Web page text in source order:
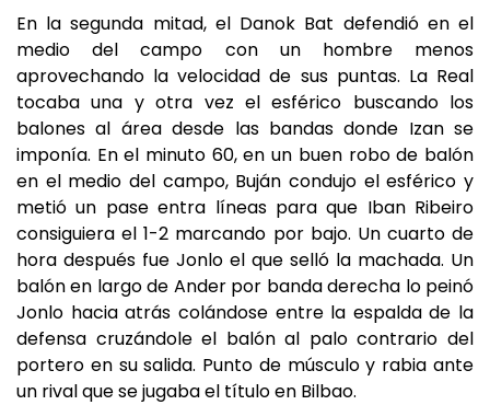
En la segunda mitad, el Danok Bat defendió en el
medio del campo con un hombre menos
aprovechando la velocidad de sus puntas. La Real
tocaba una y otra vez el esférico buscando los
balones al área desde las bandas donde Izan se
imponía. En el minuto 60, en un buen robo de balón
en el medio del campo, Buján condujo el esférico y
metió un pase entra líneas para que Iban Ribeiro
consiguiera el 1-2 marcando por bajo. Un cuarto de
hora después fue Jonlo el que selló la machada. Un
balón en largo de Ander por banda derecha lo peinó
Jonlo hacia atrás colándose entre la espalda de la
defensa cruzándole el balón al palo contrario del
portero en su salida. Punto de músculo y rabia ante
un rival que se jugaba el título en Bilbao.